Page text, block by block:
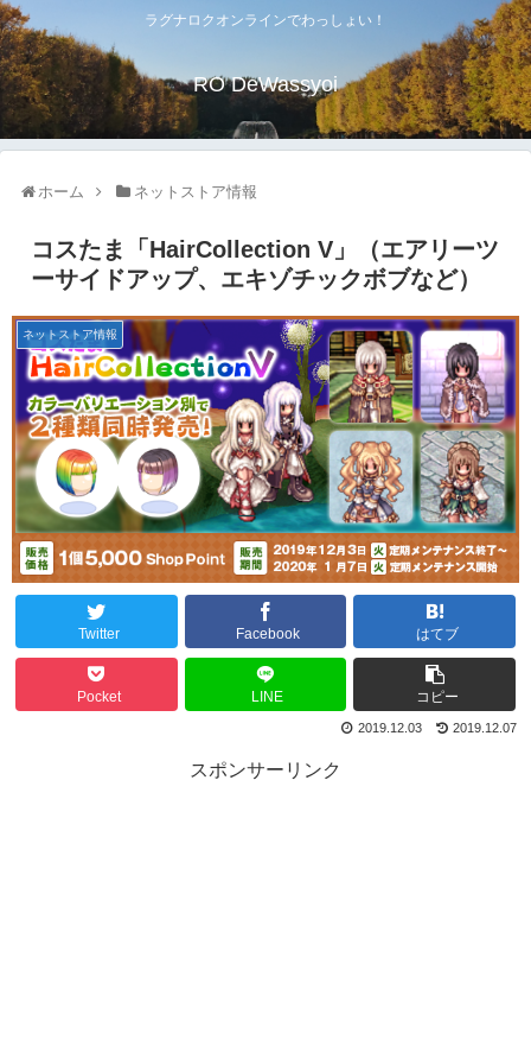
ラグナロクオンラインでわっしょい！
RO DeWassyoi
ホーム ネットストア情報
コスたま「HairCollection V」（エアリーツ
ーサイドアップ、エキゾチックボブなど）
ネットストア情報
Twitter Facebook はてブ
Pocket LINE コピー
2019.12.07
2019.12.03
スポンサーリンク